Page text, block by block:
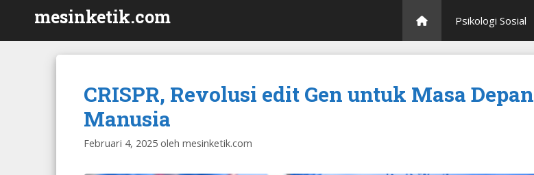
isi
mesinketik.com Psikologi Sosial
CRISPR, Revolusi edit Gen untuk Masa Depan
Manusia
Februari 4, 2025 oleh mesinketik.com